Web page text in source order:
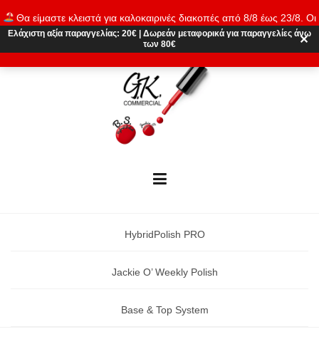
Θα είμαστε κλειστά για καλοκαιρινές διακοπές από 8/8 έως 23/8. Οι
παραγγελίες θα εκτελούνται ξανά από 24/8. Καλό καλοκαίρι!
Απόρριψη
to
content
Ελάχιστη αξία παραγγελίας: 20€ Δωρεάν μεταφορικά για παραγγελίες άνω
των 80€
✕
HybridPolish PRO
Jackie O’ Weekly Polish
Base & Top System